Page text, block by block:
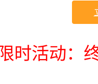
限时活动：